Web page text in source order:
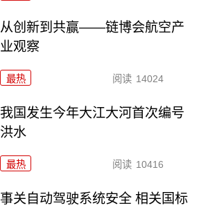
从创新到共赢——链博会航空产
业观察
最热 阅读 14024
我国发生今年大江大河首次编号
洪水
最热 阅读 10416
事关自动驾驶系统安全 相关国标